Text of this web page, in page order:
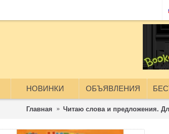
НОВИНКИ ОБЪЯВЛЕНИЯ
Главная Читаю слова и предложения.